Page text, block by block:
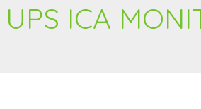
UPS ICA